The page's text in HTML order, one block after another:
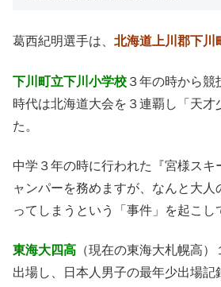
葛西紀明選手は、 北海道上川郡下川
下川町立下川小学校 ３年の時から競
時代は北海道大会を３連覇し「天才
た。
中学３年の時に行われた『宮様スキ
ャンパーを務めますが、なんと大人
ってしまうという「事件」を起こし
東海大四高 （現在の東海大札幌高
出場し、日本人男子の最年少出場記